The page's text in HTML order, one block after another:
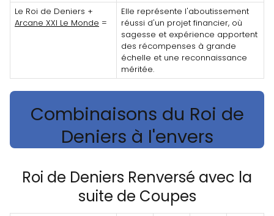
Le Roi de Deniers +
Arcane XXI Le Monde =
Elle représente l'aboutissement
réussi d'un projet financier, où
sagesse et expérience apportent
des récompenses à grande
échelle et une reconnaissance
méritée.
Combinaisons du Roi de
Deniers à l'envers
Roi de Deniers Renversé avec la
suite de Coupes